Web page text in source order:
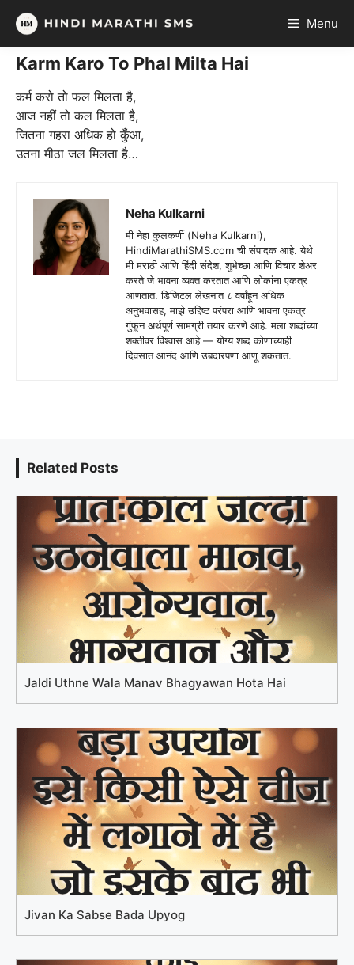
Skip
content
Menu
Karm Karo To Phal Milta Hai
कर्म करो तो फल मिलता है,
आज नहीं तो कल मिलता है,
जितना गहरा अधिक हो कुँआ,
उतना मीठा जल मिलता है…
Neha Kulkarni
मी नेहा कुलकर्णी (Neha Kulkarni),
HindiMarathiSMS.com ची संपादक आहे. येथे
मी मराठी आणि हिंदी संदेश, शुभेच्छा आणि विचार शेअर
करते जे भावना व्यक्त करतात आणि लोकांना एकत्र
आणतात. डिजिटल लेखनात ८ वर्षांहून अधिक
अनुभवासह, माझे उद्दिष्ट परंपरा आणि भावना एकत्र
गुंफून अर्थपूर्ण सामग्री तयार करणे आहे. मला शब्दांच्या
शक्तीवर विश्वास आहे — योग्य शब्द कोणाच्याही
दिवसात आनंद आणि उबदारपणा आणू शकतात.
Related Posts
Jaldi Uthne Wala Manav Bhagyawan Hota Hai
Jivan Ka Sabse Bada Upyog